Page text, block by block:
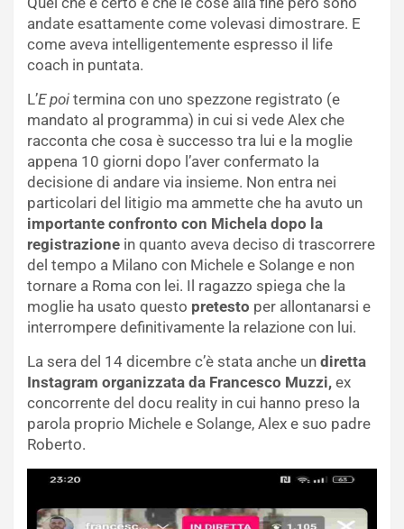
andate esattamente come volevasi dimostrare. E
come aveva intelligentemente espresso il life
coach in puntata.
L’E poi termina con uno spezzone registrato (e
mandato al programma) in cui si vede Alex che
racconta che cosa è successo tra lui e la moglie
appena 10 giorni dopo l’aver confermato la
decisione di andare via insieme. Non entra nei
particolari del litigio ma ammette che ha avuto un
importante confronto con Michela dopo la
registrazione in quanto aveva deciso di trascorrere
del tempo a Milano con Michele e Solange e non
tornare a Roma con lei. Il ragazzo spiega che la
moglie ha usato questo pretesto per allontanarsi e
interrompere definitivamente la relazione con lui.
La sera del 14 dicembre c’è stata anche un diretta
Instagram organizzata da Francesco Muzzi, ex
concorrente del docu reality in cui hanno preso la
parola proprio Michele e Solange, Alex e suo padre
Roberto.